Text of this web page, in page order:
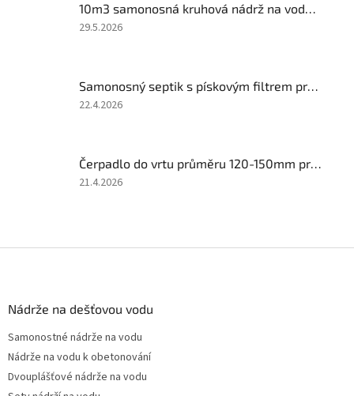
z
5
Hodnocení
z
5
29.5.2026
Hodnocení
z
5
22.4.2026
Hodnocení
21.4.2026
Nádrže na dešťovou vodu
Samonostné nádrže na vodu
Nádrže na vodu k obetonování
Dvouplášťové nádrže na vodu